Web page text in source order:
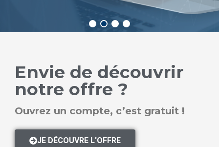
Envie de découvrir
notre offre ?
Ouvrez un compte, c’est gratuit !
JE DÉCOUVRE L'OFFRE